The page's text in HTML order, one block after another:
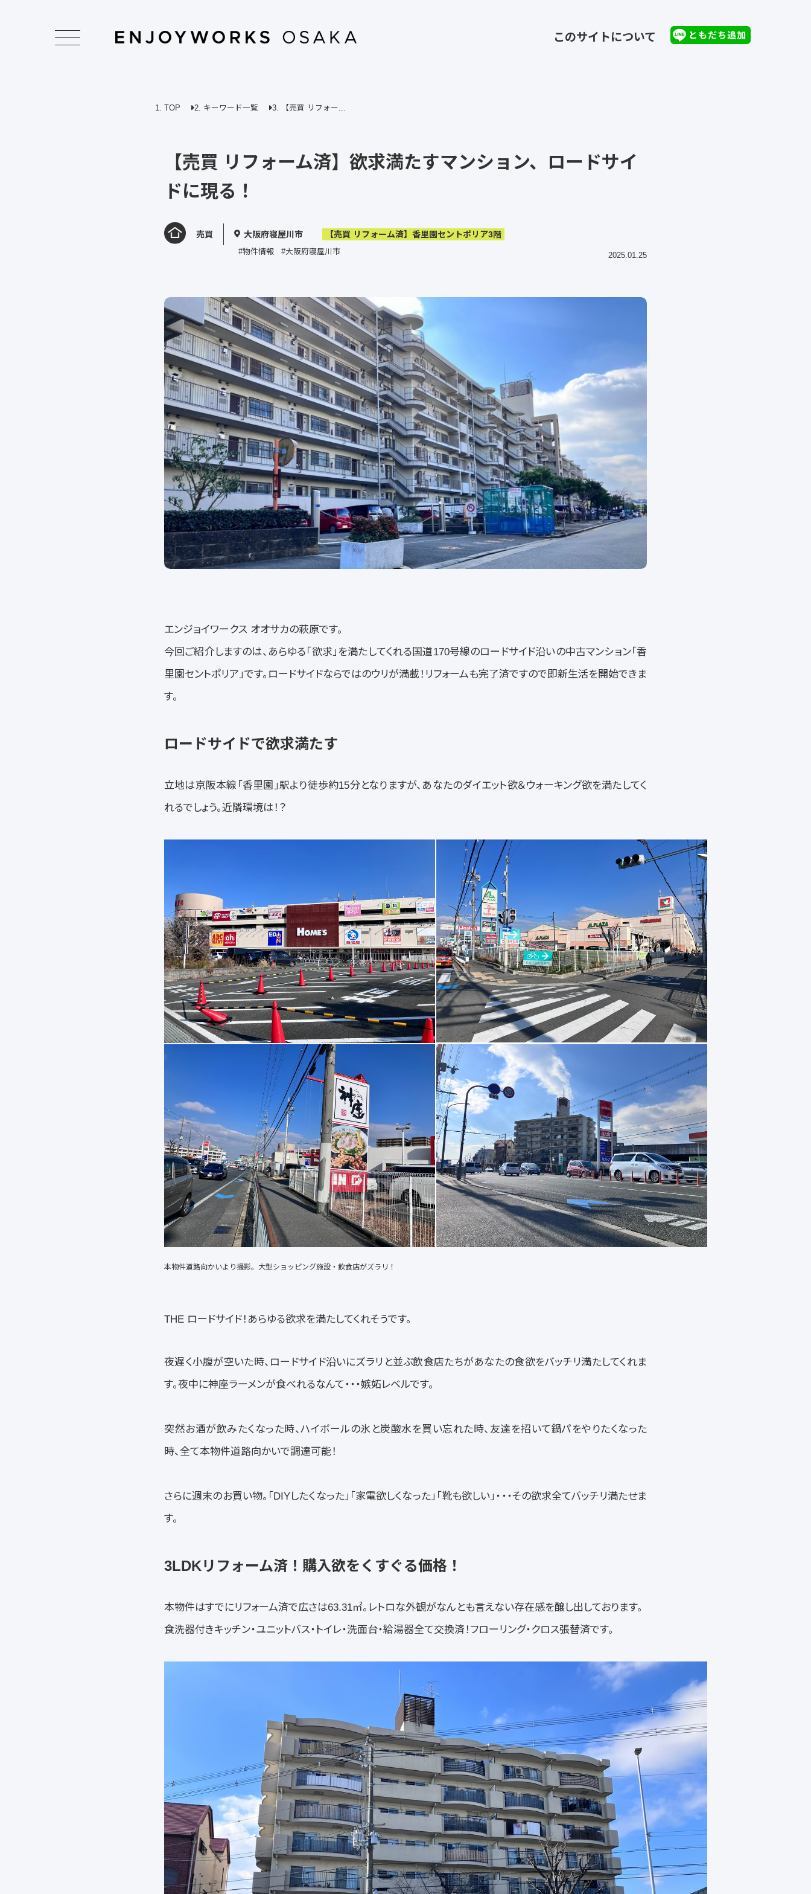
このサイトについて
TOP キーワード一覧 【売買 リフォー...
【売買 リフォーム済】欲求満たすマンション、ロードサイ
ドに現る！
売買 大阪府寝屋川市 【売買 リフォーム済】香里園セントポリア3階
#物件情報 #大阪府寝屋川市 2025.01.25
エンジョイワークス オオサカの萩原です。
今回ご紹介しますのは、あらゆる「欲求」を満たしてくれる国道170号線のロードサイド沿いの中古マンション「香
里園セントポリア」です。ロードサイドならではのウリが満載！リフォームも完了済ですので即新生活を開始できま
す。
ロードサイドで欲求満たす
立地は京阪本線「香里園」駅より徒歩約15分となりますが、あなたのダイエット欲＆ウォーキング欲を満たしてく
れるでしょう。近隣環境は！？
本物件道路向かいより撮影。大型ショッピング施設・飲食店がズラリ！
THE ロードサイド！あらゆる欲求を満たしてくれそうです。
夜遅く小腹が空いた時、ロードサイド沿いにズラリと並ぶ飲食店たちがあなたの食欲をバッチリ満たしてくれま
す。夜中に神座ラーメンが食べれるなんて・・・嫉妬レベルです。
突然お酒が飲みたくなった時、ハイボールの氷と炭酸水を買い忘れた時、友達を招いて鍋パをやりたくなった
時、全て本物件道路向かいで調達可能！
さらに週末のお買い物。「DIYしたくなった」「家電欲しくなった」「靴も欲しい」・・・その欲求全てバッチリ満たせま
す。
3LDKリフォーム済！購入欲をくすぐる価格！
本物件はすでにリフォーム済で広さは63.31㎡。レトロな外観がなんとも言えない存在感を醸し出しております。
食洗器付きキッチン・ユニットバス・トイレ・洗面台・給湯器全て交換済！フローリング・クロス張替済です。